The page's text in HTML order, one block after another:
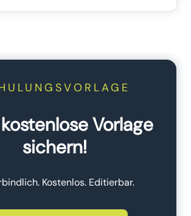
Vorlage
sichern!
Kostenlos. Editierbar.